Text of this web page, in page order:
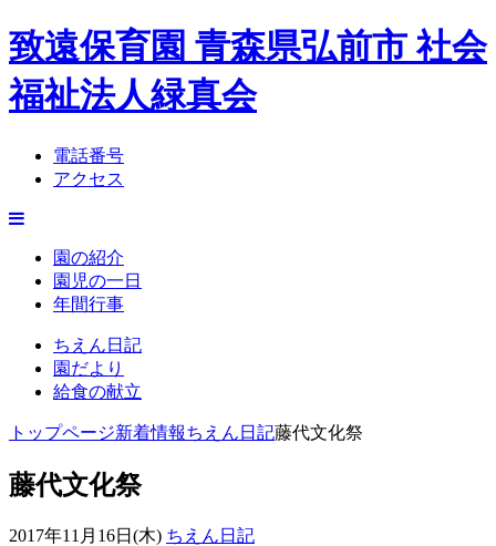
致遠保育園 青森県弘前市 社会
福祉法人緑真会
電話番号
アクセス
園の紹介
園児の一日
年間行事
ちえん日記
園だより
給食の献立
トップページ新着情報ちえん日記藤代文化祭
藤代文化祭
2017年11月16日(木) ちえん日記